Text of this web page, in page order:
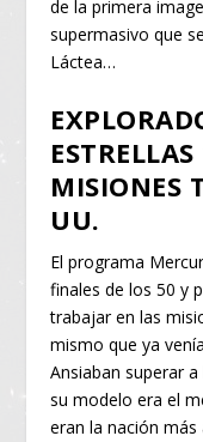
de la primera
supermasivo que
Láctea…
MISIONES
UU.
El programa
finales de los 50 y
trabajar en las
mismo que ya
Ansiaban superar
su modelo era el
eran la nación